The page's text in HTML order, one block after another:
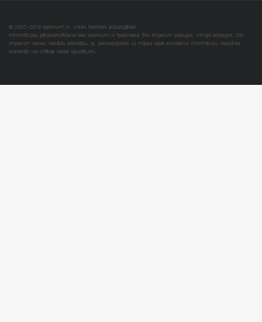
© 2007–2018 Iepirkumi.lv. Visas tiesības aizsargātas.
Informācijas pārpublicēšana bez iepirkumi.lv īpašnieka SIA Imperum atļaujas, stingri aizliegta. SIA
Imperum nenes nekādu atbildību, ja, pamatojoties uz mājas lapā atrodamo informāciju, radušies
materiāli vai citāda veida zaudējumi.